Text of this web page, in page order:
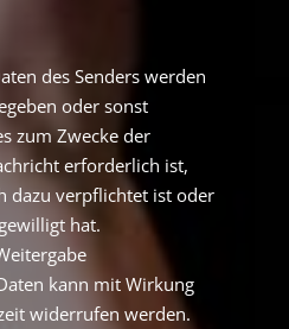
des Senders werden
oder sonst
zum Zwecke der
erforderlich ist,
dazu verpflichtet ist oder
hat.
kann mit Wirkung
widerrufen werden.